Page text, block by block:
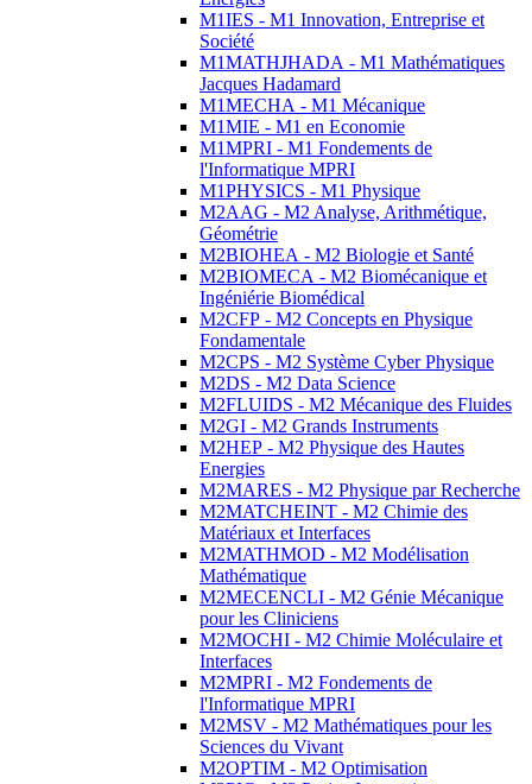
M1IES - M1 Innovation, Entreprise et
Société
M1MATHJHADA - M1 Mathématiques
Jacques Hadamard
M1MECHA - M1 Mécanique
M1MIE - M1 en Economie
M1MPRI - M1 Fondements de
l'Informatique MPRI
M1PHYSICS - M1 Physique
M2AAG - M2 Analyse, Arithmétique,
Géométrie
M2BIOHEA - M2 Biologie et Santé
M2BIOMECA - M2 Biomécanique et
Ingéniérie Biomédical
M2CFP - M2 Concepts en Physique
Fondamentale
M2CPS - M2 Système Cyber Physique
M2DS - M2 Data Science
M2FLUIDS - M2 Mécanique des Fluides
M2GI - M2 Grands Instruments
M2HEP - M2 Physique des Hautes
Energies
M2MARES - M2 Physique par Recherche
M2MATCHEINT - M2 Chimie des
Matériaux et Interfaces
M2MATHMOD - M2 Modélisation
Mathématique
M2MECENCLI - M2 Génie Mécanique
pour les Cliniciens
M2MOCHI - M2 Chimie Moléculaire et
Interfaces
M2MPRI - M2 Fondements de
l'Informatique MPRI
M2MSV - M2 Mathématiques pour les
Sciences du Vivant
M2OPTIM - M2 Optimisation